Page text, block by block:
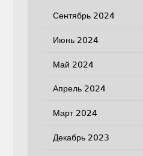
Сентябрь 2024
Июнь 2024
Май 2024
Апрель 2024
Март 2024
Декабрь 2023